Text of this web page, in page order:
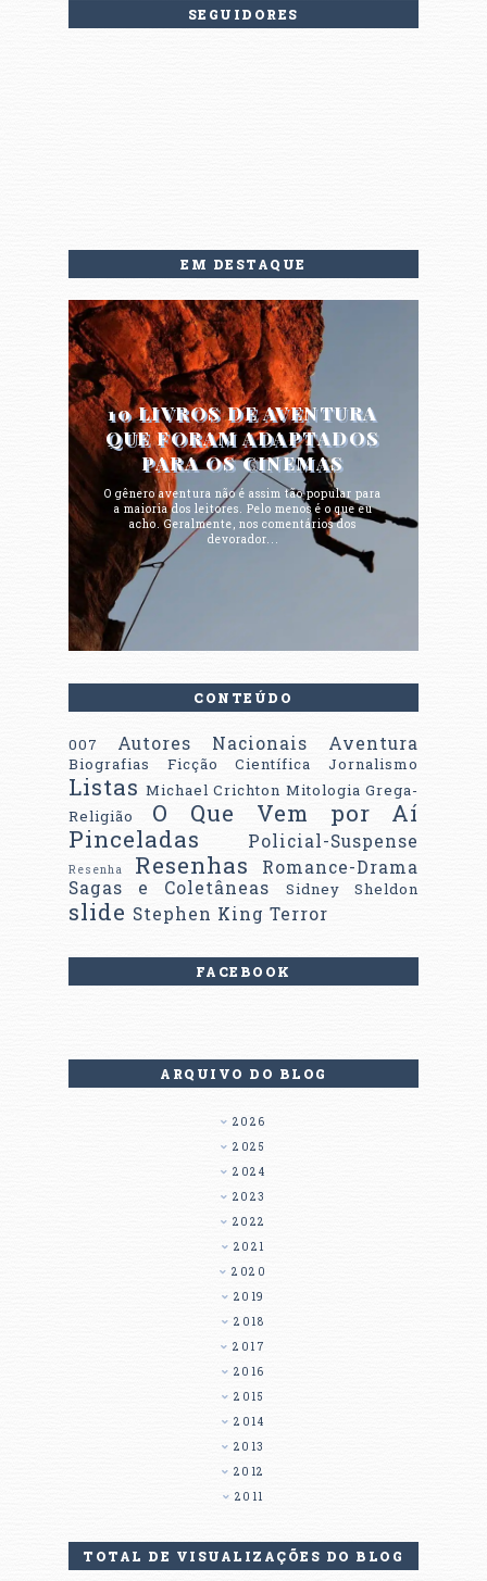
SEGUIDORES
EM DESTAQUE
10 LIVROS DE AVENTURA
QUE FORAM ADAPTADOS
PARA OS CINEMAS
O gênero aventura não é assim tão popular para
a maioria dos leitores. Pelo menos é o que eu
acho. Geralmente, nos comentários dos
devorador...
CONTEÚDO
007 Autores Nacionais Aventura
Biografias Ficção Científica Jornalismo
Listas Michael Crichton Mitologia Grega-
Religião
O Que Vem por Aí
Pinceladas
Policial-Suspense
Resenha Resenhas
Romance-Drama
Sagas e Coletâneas
Sidney Sheldon
slide Stephen King Terror
FACEBOOK
ARQUIVO DO BLOG
2026
2025
2024
2023
2022
2021
2020
2019
2018
2017
2016
2015
2014
2013
2012
2011
TOTAL DE VISUALIZAÇÕES DO BLOG